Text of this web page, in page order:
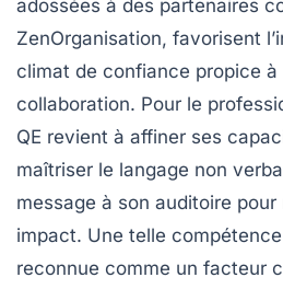
adossées à des partenaires
ZenOrganisation, favorisent
climat de confiance propice
collaboration. Pour le
QE revient à affiner ses
maîtriser le langage non
message à son auditoire pour
impact. Une telle compétence
reconnue comme un facteur